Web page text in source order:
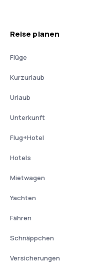
Reise planen
Flüge
Kurzurlaub
Urlaub
Unterkunft
Flug+Hotel
Hotels
Mietwagen
Yachten
Fähren
Schnäppchen
Versicherungen